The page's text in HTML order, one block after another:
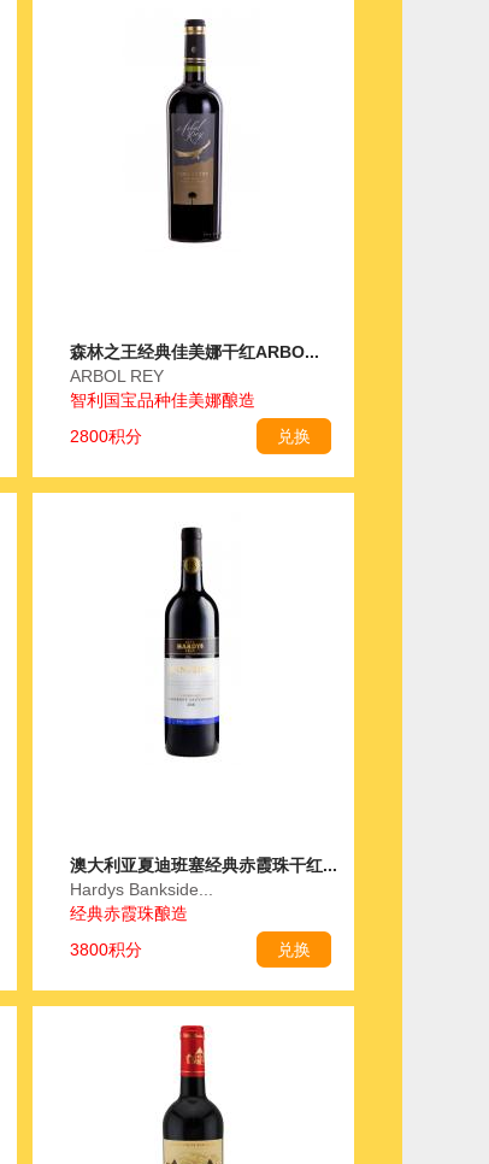
森林之王经典佳美娜干红ARBO...
ARBOL REY
智利国宝品种佳美娜酿造
2800积分
兑换
澳大利亚夏迪班塞经典赤霞珠干红...
Hardys Bankside...
经典赤霞珠酿造
3800积分
兑换